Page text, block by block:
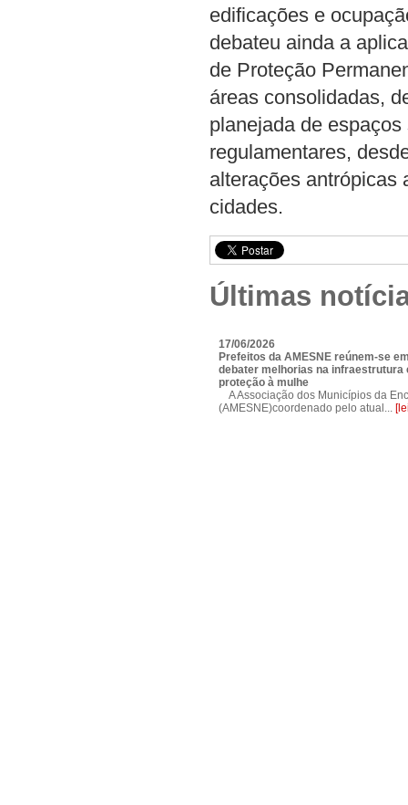
edificações e
debateu ainda a
de Proteção
áreas consolidadas,
planejada de
regulamentares,
alterações antrópicas
cidades.
Últimas
17/06/2026
Prefeitos da AMESNE reúnem-se
debater melhorias na infraestrutura
proteção à mulhe
A Associação dos Municípios da
(AMESNE)coordenado pelo atual...